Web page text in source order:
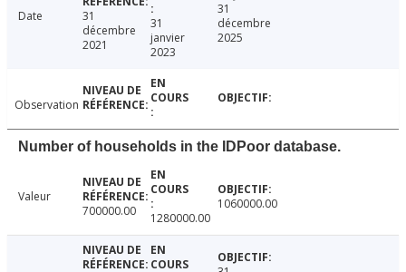
Date
31
décembre
2021
31
janvier
2023
31
décembre
2025
Observation
Number of households in the IDPoor database.
Valeur
700000.00
1280000.00
1060000.00